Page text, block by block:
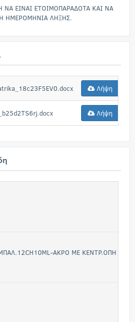
ΕΙΝΑΙ ΕΤΟΙΜΟΠΑΡΑΔΟΤΑ ΚΑΙ ΝΑ
ΗΜΕΡΟΜΗΝΙΑ ΛΗΞΗΣ.
Λήψη
Λήψη
ΑΚΡΟ ΜΕ ΚΕΝΤΡ.ΟΠΗ